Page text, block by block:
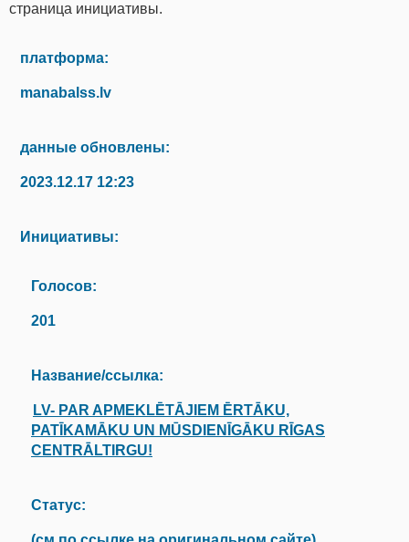
страница инициативы.
платформа:
manabalss.lv
данные обновлены:
2023.12.17 12:23
Инициативы:
Голосов:
201
Название/ссылка:
LV- PAR APMEKLĒTĀJIEM ĒRTĀKU,
PATĪKAMĀKU UN MŪSDIENĪGĀKU RĪGAS
CENTRĀLTIRGU!
Статус: